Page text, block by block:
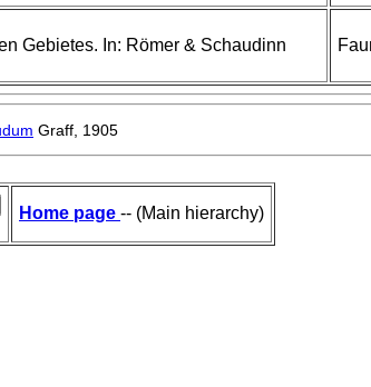
Gebietes. In: Römer & Schaudinn
Graff, 1905
Home page -- (Main hierarchy)